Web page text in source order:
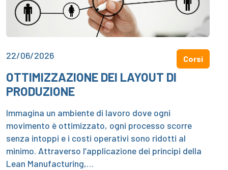
22/06/2026 Corsi
OTTIMIZZAZIONE DEI LAYOUT DI
PRODUZIONE
Immagina un ambiente di lavoro dove ogni
movimento è ottimizzato, ogni processo scorre
senza intoppi e i costi operativi sono ridotti al
minimo. Attraverso l’applicazione dei principi della
Lean Manufacturing,…